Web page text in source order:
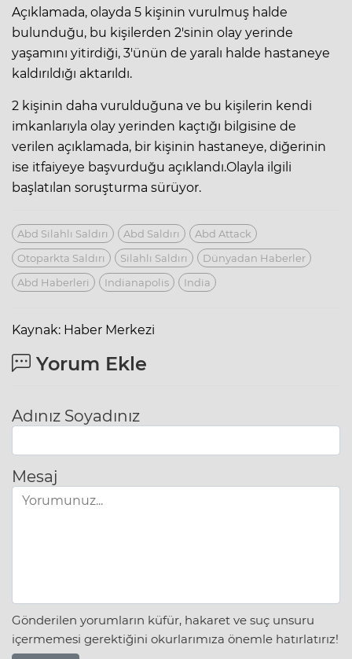
Açıklamada, olayda 5 kişinin vurulmuş halde
bulunduğu, bu kişilerden 2'sinin olay yerinde
yaşamını yitirdiği, 3'ünün de yaralı halde hastaneye
kaldırıldığı aktarıldı.
2 kişinin daha vurulduğuna ve bu kişilerin kendi
imkanlarıyla olay yerinden kaçtığı bilgisine de
verilen açıklamada, bir kişinin hastaneye, diğerinin
ise itfaiyeye başvurduğu açıklandı.Olayla ilgili
başlatılan soruşturma sürüyor.
Abd Silahlı Saldırı Abd Saldırı
Abd Attack
Otoparkta Saldırı
Silahlı Saldırı
Dünyadan Haberler
Abd Haberleri
Indianapolis India
Kaynak: Haber Merkezi
Yorum Ekle
Adınız Soyadınız
Mesaj
Gönderilen yorumların küfür, hakaret ve suç unsuru
içermemesi gerektiğini okurlarımıza önemle hatırlatırız!